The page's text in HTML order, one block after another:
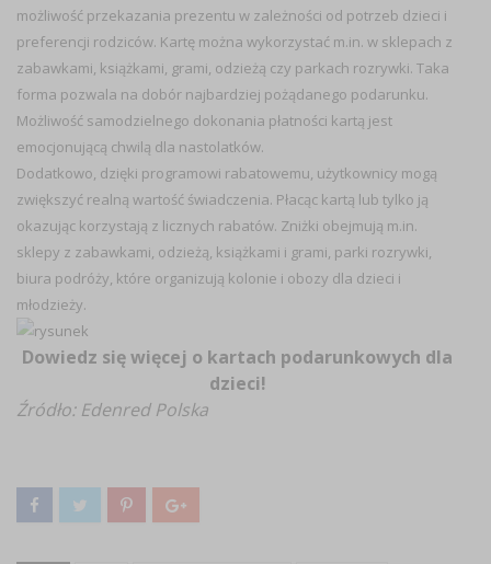
możliwość przekazania prezentu w zależności od potrzeb dzieci i
preferencji rodziców. Kartę można wykorzystać m.in. w sklepach z
zabawkami, książkami, grami, odzieżą czy parkach rozrywki. Taka
forma pozwala na dobór najbardziej pożądanego podarunku.
Możliwość samodzielnego dokonania płatności kartą jest
emocjonującą chwilą dla nastolatków.
Dodatkowo, dzięki programowi rabatowemu, użytkownicy mogą
zwiększyć realną wartość świadczenia. Płacąc kartą lub tylko ją
okazując korzystają z licznych rabatów. Zniżki obejmują m.in.
sklepy z zabawkami, odzieżą, książkami i grami, parki rozrywki,
biura podróży, które organizują kolonie i obozy dla dzieci i
młodzieży.
Dowiedz się więcej o kartach podarunkowych dla
dzieci!
Źródło: Edenred Polska